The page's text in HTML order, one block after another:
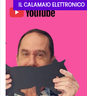
IL CALAMAIO ELETTRONICO